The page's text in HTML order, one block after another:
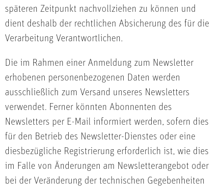
späteren Zeitpunkt nachvollziehen zu können und
dient deshalb der rechtlichen Absicherung des für die
Verarbeitung Verantwortlichen.
Die im Rahmen einer Anmeldung zum Newsletter
erhobenen personenbezogenen Daten werden
ausschließlich zum Versand unseres Newsletters
verwendet. Ferner könnten Abonnenten des
Newsletters per E-Mail informiert werden, sofern dies
für den Betrieb des Newsletter-Dienstes oder eine
diesbezügliche Registrierung erforderlich ist, wie dies
im Falle von Änderungen am Newsletterangebot oder
bei der Veränderung der technischen Gegebenheiten